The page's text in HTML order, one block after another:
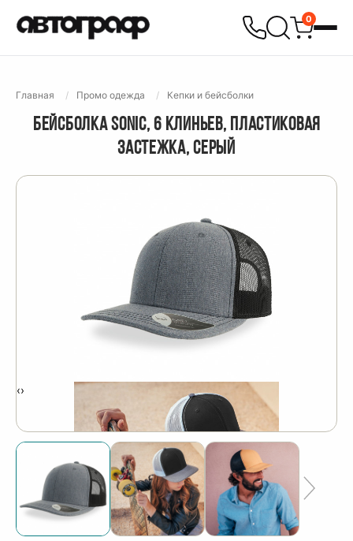
0
Главная Промо одежда Кепки и бейсболки
БЕЙСБОЛКА SONIC, 6 КЛИНЬЕВ, ПЛАСТИКОВАЯ
ЗАСТЕЖКА, СЕРЫЙ
‹›